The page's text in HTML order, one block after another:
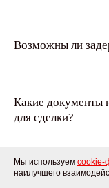
Мы используем cookie-
наилучшего
Возможны ли
Какие документы
для сделки?
Чем обеспечена